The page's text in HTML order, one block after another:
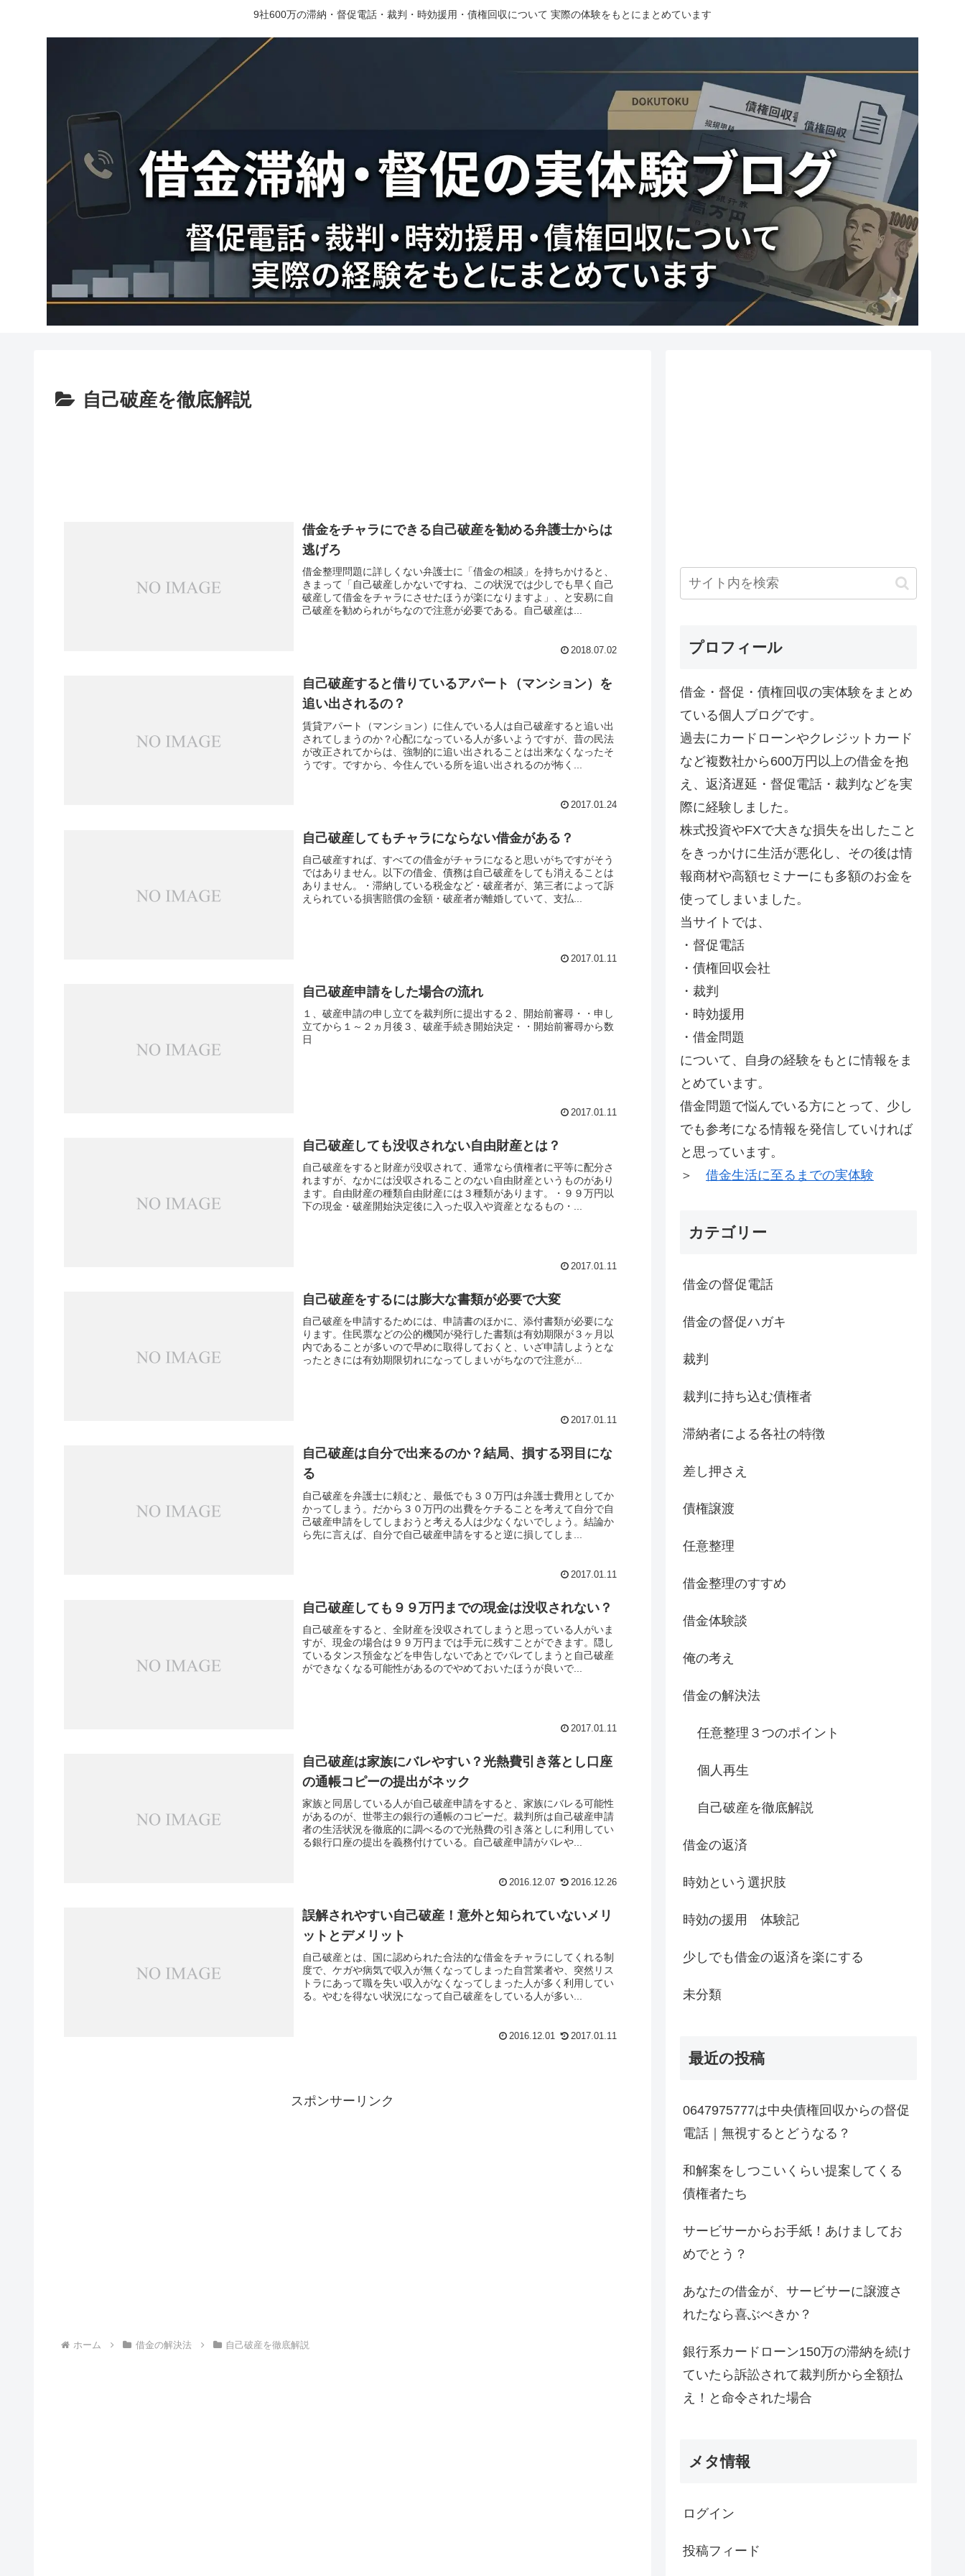
9社600万の滞納・督促電話・裁判・時効援用・債権回収について 実際の体験をもとにまとめています
自己破産を徹底解説
借金をチャラにできる自己破産を勧める弁護士からは
逃げろ
借金整理問題に詳しくない弁護士に「借金の相談」を持ちかけると、
きまって「自己破産しかないですね、この状況では少しでも早く自己
破産して借金をチャラにさせたほうが楽になりますよ」、と安易に自
己破産を勧められがちなので注意が必要である。自己破産は...
2018.07.02
自己破産すると借りているアパート（マンション）を
追い出されるの？
賃貸アパート（マンション）に住んでいる人は自己破産すると追い出
されてしまうのか？心配になっている人が多いようですが、昔の民法
が改正されてからは、強制的に追い出されることは出来なくなったそ
うです。ですから、今住んでいる所を追い出されるのが怖く...
2017.01.24
自己破産してもチャラにならない借金がある？
自己破産すれば、すべての借金がチャラになると思いがちですがそう
ではありません。以下の借金、債務は自己破産をしても消えることは
ありません。・滞納している税金など・破産者が、第三者によって訴
えられている損害賠償の金額・破産者が離婚していて、支払...
2017.01.11
自己破産申請をした場合の流れ
１、破産申請の申し立てを裁判所に提出する２、開始前審尋・・申し
立てから１～２ヵ月後３、破産手続き開始決定・・開始前審尋から数
日
2017.01.11
自己破産しても没収されない自由財産とは？
自己破産をすると財産が没収されて、通常なら債権者に平等に配分さ
れますが、なかには没収されることのない自由財産というものがあり
ます。自由財産の種類自由財産には３種類があります。・９９万円以
下の現金・破産開始決定後に入った収入や資産となるもの・...
2017.01.11
自己破産をするには膨大な書類が必要で大変
自己破産を申請するためには、申請書のほかに、添付書類が必要にな
ります。住民票などの公的機関が発行した書類は有効期限が３ヶ月以
内であることが多いので早めに取得しておくと、いざ申請しようとな
ったときには有効期限切れになってしまいがちなので注意が...
2017.01.11
自己破産は自分で出来るのか？結局、損する羽目にな
る
自己破産を弁護士に頼むと、最低でも３０万円は弁護士費用としてか
かってしまう。だから３０万円の出費をケチることを考えて自分で自
己破産申請をしてしまおうと考える人は少なくないでしょう。結論か
ら先に言えば、自分で自己破産申請をすると逆に損してしま...
2017.01.11
自己破産しても９９万円までの現金は没収されない？
自己破産をすると、全財産を没収されてしまうと思っている人がいま
すが、現金の場合は９９万円までは手元に残すことができます。隠し
ているタンス預金などを申告しないであとでバレてしまうと自己破産
ができなくなる可能性があるのでやめておいたほうが良いで...
2017.01.11
自己破産は家族にバレやすい？光熱費引き落とし口座
の通帳コピーの提出がネック
家族と同居している人が自己破産申請をすると、家族にバレる可能性
があるのが、世帯主の銀行の通帳のコピーだ。裁判所は自己破産申請
者の生活状況を徹底的に調べるので光熱費の引き落としに利用してい
る銀行口座の提出を義務付けている。自己破産申請がバレや...
2016.12.07 2016.12.26
誤解されやすい自己破産！意外と知られていないメリ
ットとデメリット
自己破産とは、国に認められた合法的な借金をチャラにしてくれる制
度で、ケガや病気で収入が無くなってしまった自営業者や、突然リス
トラにあって職を失い収入がなくなってしまった人が多く利用してい
る。やむを得ない状況になって自己破産をしている人が多い...
2016.12.01 2017.01.11
スポンサーリンク
ホーム 借金の解決法 自己破産を徹底解説
プロフィール
借金・督促・債権回収の実体験をまとめ
ている個人ブログです。
過去にカードローンやクレジットカード
など複数社から600万円以上の借金を抱
え、返済遅延・督促電話・裁判などを実
際に経験しました。
株式投資やFXで大きな損失を出したこと
をきっかけに生活が悪化し、その後は情
報商材や高額セミナーにも多額のお金を
使ってしまいました。
当サイトでは、
・督促電話
・債権回収会社
・裁判
・時効援用
・借金問題
について、自身の経験をもとに情報をま
とめています。
借金問題で悩んでいる方にとって、少し
でも参考になる情報を発信していければ
と思っています。
＞ 借金生活に至るまでの実体験
カテゴリー
借金の督促電話
借金の督促ハガキ
裁判
裁判に持ち込む債権者
滞納者による各社の特徴
差し押さえ
債権譲渡
任意整理
借金整理のすすめ
借金体験談
俺の考え
借金の解決法
任意整理３つのポイント
個人再生
自己破産を徹底解説
借金の返済
時効という選択肢
時効の援用 体験記
少しでも借金の返済を楽にする
未分類
最近の投稿
0647975777は中央債権回収からの督促
電話｜無視するとどうなる？
和解案をしつこいくらい提案してくる
債権者たち
サービサーからお手紙！あけましてお
めでとう？
あなたの借金が、サービサーに譲渡さ
れたなら喜ぶべきか？
銀行系カードローン150万の滞納を続け
ていたら訴訟されて裁判所から全額払
え！と命令された場合
メタ情報
ログイン
投稿フィード